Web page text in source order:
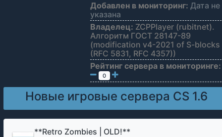
Добавлен в мониторинг: Дата не
указана
Владелец: ZCPPlayer (rubitnet).
Алгоритм ГОСТ 28147-89
(modification v4-2021 of S-blocks
(RFC 5831, RFC 4357))
Рейтинг сервера в мониторинге:
0
Новые игровые сервера CS 1.6
**Retro Zombies | OLD!**